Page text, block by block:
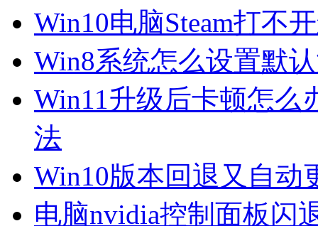
Win10电脑Steam打不
Win8系统怎么设置默
Win11升级后卡顿怎么
法
Win10版本回退又自动
电脑nvidia控制面板闪